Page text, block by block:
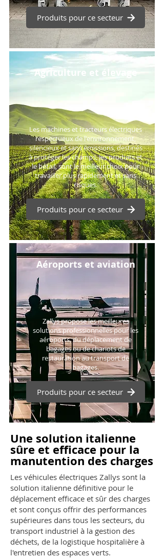
Produits pour ce secteur
Agriculture et élevage
Les machines et tracteurs électriques
respectueux de l'environnement,
silencieux et sans émissions, destinés
à protéger les champs, les produits et
le bétail, sont le meilleur choix pour
travailler plus rapidement et sans
risques.
Produits pour ce secteur
Aéroports et aviation
Zallys propose les meilleures
solutions professionnelles pour les
aéroports, du déplacement de
bagages ou de chariots de
restauration au transport de
bagages.
Produits pour ce secteur
Une solution italienne
sûre et efficace pour la
manutention des charges
Les véhicules électriques Zallys sont la
solution italienne définitive pour le
déplacement efficace et sûr des charges
et sont conçus offrir des performances
supérieures dans tous les secteurs, du
transport industriel à la gestion des
déchets, de la logistique hospitalière à
l'entretien des espaces verts.